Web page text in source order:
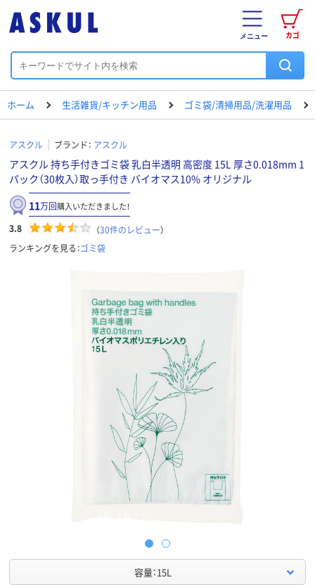
カゴ
メニュー
ホーム 生活雑貨/キッチン用品 ゴミ袋/清掃用品/洗濯用品
アスクル ブランド： アスクル
アスクル 持ち手付きゴミ袋 乳白半透明 高密度 15L 厚さ0.018mm 1
パック（30枚入）取っ手付き バイオマス10% オリジナル
11万回購入いただきました！
3.8 （30件のレビュー）
ランキングを見る：ゴミ袋
容量：15L